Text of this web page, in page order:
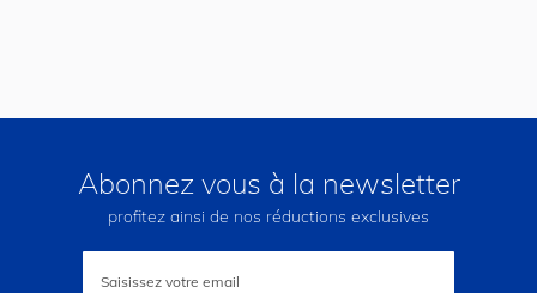
Abonnez vous à la newsletter
profitez ainsi de nos réductions exclusives